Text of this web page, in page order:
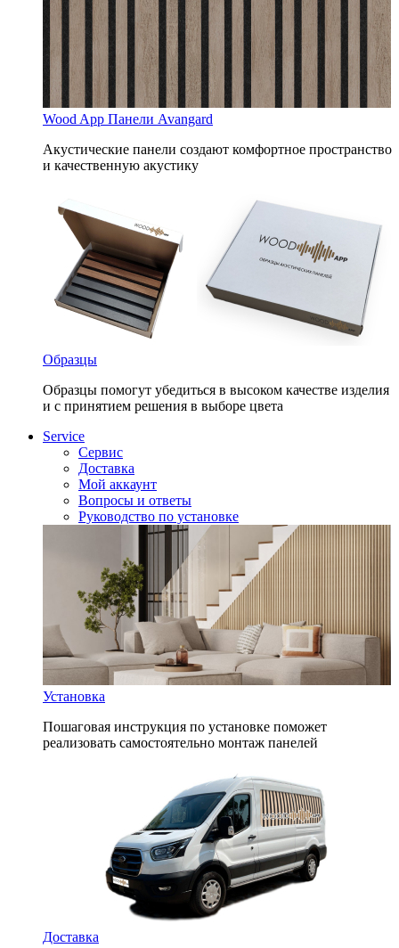
Wood App Панели Avangard
Акустические панели создают комфортное пространство
и качественную акустику
Образцы
Образцы помогут убедиться в высоком качестве изделия
и с принятием решения в выборе цвета
Service
Сервис
Доставка
Мой аккаунт
Вопросы и ответы
Руководство по установке
Установка
Пошаговая инструкция по установке поможет
реализовать самостоятельно монтаж панелей
Доставка